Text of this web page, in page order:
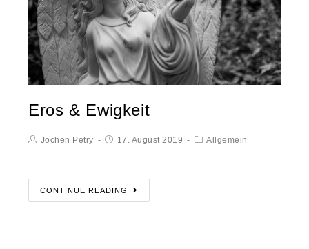
Eros & Ewigkeit
Jochen Petry 17. August 2019 Allgemein
CONTINUE READING